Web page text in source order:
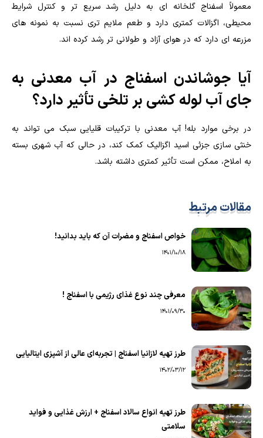
معمولاً اسفناج گلخانه ای به دلیل رشد سریع تر و کنترل شرایط
محیطی، اگزالات کمتری دارد و طعم ملایم تری نسبت به نمونه های
مزرعه ای دارد که در هوای آزاد و طولانی تر رشد کرده اند.
آیا جوشاندن اسفناج در آب معدنی به
جای آب لوله کشی بر تلخی تأثیر دارد؟
در برخی موارد بله! آب معدنی با ترکیبات قلیایی سبک می تواند به
خنثی سازی جزئی اسید اگزالیک کمک کند، در حالی که آب شهری بسته
به املاح، ممکن است تأثیر کمتری داشته باشد.
مقالات مرتبط
خواص اسفناج و مضرات آن که باید بدانید!
1401/10/18
معرفی چند نوع غذای رژیمی با اسفناج !
1401/09/30
طرز تهیه لازانیا اسفناج | تجربه‌ای عالی از آشپزی ایتالیایی
1402/03/12
طرز تهیه انواع سالاد اسفناج + ارزش غذایی و فواید
سلامتی